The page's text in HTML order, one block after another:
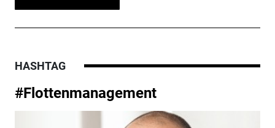
HASHTAG
#Flottenmanagement